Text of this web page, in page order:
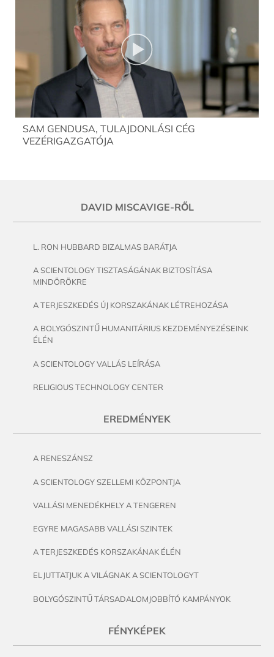
SAM GENDUSA, TULAJDONLÁSI CÉG
VEZÉRIGAZGATÓJA
DAVID MISCAVIGE-RŐL
L. RON HUBBARD BIZALMAS BARÁTJA
A SCIENTOLOGY TISZTASÁGÁNAK BIZTOSÍTÁSA
MINDÖRÖKRE
A TERJESZKEDÉS ÚJ KORSZAKÁNAK LÉTREHOZÁSA
A BOLYGÓSZINTŰ HUMANITÁRIUS KEZDEMÉNYEZÉSEINK
ÉLÉN
A SCIENTOLOGY VALLÁS LEÍRÁSA
RELIGIOUS TECHNOLOGY CENTER
EREDMÉNYEK
A RENESZÁNSZ
A SCIENTOLOGY SZELLEMI KÖZPONTJA
VALLÁSI MENEDÉKHELY A TENGEREN
EGYRE MAGASABB VALLÁSI SZINTEK
A TERJESZKEDÉS KORSZAKÁNAK ÉLÉN
ELJUTTATJUK A VILÁGNAK A SCIENTOLOGYT
BOLYGÓSZINTŰ TÁRSADALOMJOBBÍTÓ KAMPÁNYOK
FÉNYKÉPEK